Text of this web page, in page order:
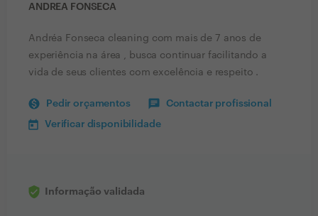
ANDREA FONSECA
Andréa Fonseca cleaning com mais de 7 anos de
experiência na área , busca continuar facilitando a
vida de seus clientes com excelência e respeito .
Pedir orçamentos Contactar profissional
Verificar disponibilidade
Informação validada